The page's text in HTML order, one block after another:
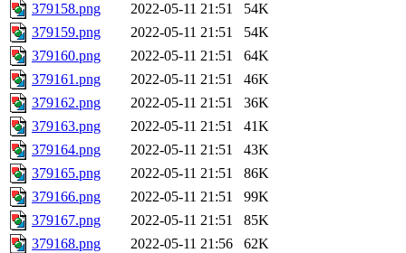
379158.png
2022-05-11 21:51
54K
379159.png
2022-05-11 21:51
54K
379160.png
2022-05-11 21:51
64K
379161.png
2022-05-11 21:51
46K
379162.png
2022-05-11 21:51
36K
379163.png
2022-05-11 21:51
41K
379164.png
2022-05-11 21:51
43K
379165.png
2022-05-11 21:51
86K
379166.png
2022-05-11 21:51
99K
379167.png
2022-05-11 21:51
85K
379168.png
2022-05-11 21:56
62K